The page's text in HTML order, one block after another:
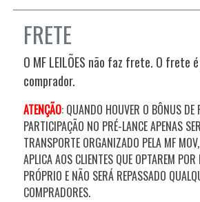
FRETE
O MF LEILÕES não faz frete. O frete
comprador.
ATENÇÃO: QUANDO HOUVER O BÔNUS DE
PARTICIPAÇÃO NO PRÉ-LANCE APENAS
TRANSPORTE ORGANIZADO PELA MF
APLICA AOS CLIENTES QUE OPTAREM
PRÓPRIO E NÃO SERÁ REPASSADO
COMPRADORES.